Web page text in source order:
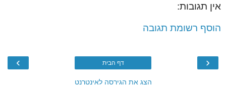
אין תגובות:
הוסף רשומת תגובה
‹
› דף הבית
הצג את הגירסה לאינטרנט